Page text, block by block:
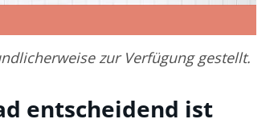
zur Verfügung gestellt.
entscheidend ist